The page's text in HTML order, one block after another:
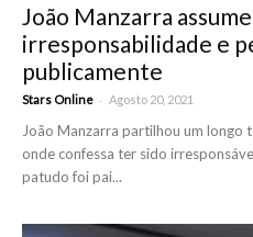
João Manzarra assume
irresponsabilidade e
publicamente
Stars Online - Agosto 20, 2021
João Manzarra partilhou um longo
onde confessa ter sido
patudo foi pai...